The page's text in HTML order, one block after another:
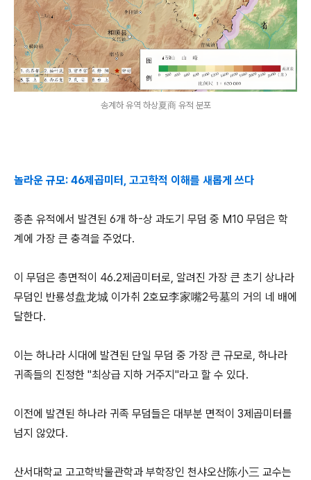
송계하 유역 하상夏商 유적 분포
놀라운 규모: 46제곱미터, 고고학적 이해를 새롭게 쓰다
종촌 유적에서 발견된 6개 하-상 과도기 무덤 중 M10 무덤은 학
계에 가장 큰 충격을 주었다.
이 무덤은 총면적이 46.2제곱미터로, 알려진 가장 큰 초기 상나라
무덤인 반룡성盘龙城 이가취 2호묘李家嘴2号墓의 거의 네 배에
달한다.
이는 하나라 시대에 발견된 단일 무덤 중 가장 큰 규모로, 하나라
귀족들의 진정한 "최상급 지하 거주지"라고 할 수 있다.
이전에 발견된 하나라 귀족 무덤들은 대부분 면적이 3제곱미터를
넘지 않았다.
산서대학교 고고학박물관학과 부학장인 천샤오산陈小三 교수는